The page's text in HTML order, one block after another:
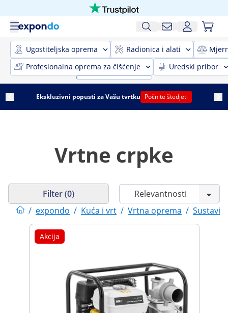
Ugostiteljska oprema Radionica i alati
Profesionalna oprema za čišćenje
Uredski pribor
Ekskluzivni popusti za Vašu tvrtku Počnite štedjeti
Vrtne crpke
/ expondo / Kuća i vrt / Vrtna oprema / Sustavi
Filter (0)
Akcija